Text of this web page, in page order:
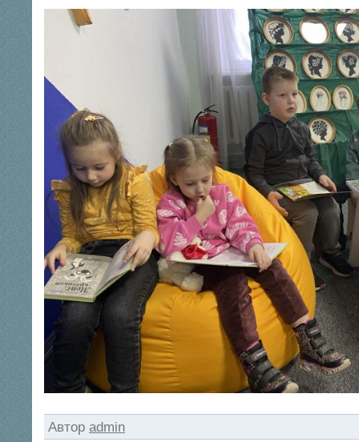
Автор admin